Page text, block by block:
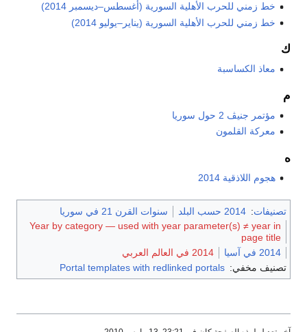
خط زمني للحرب الأهلية السورية (أغسطس–ديسمبر 2014)
خط زمني للحرب الأهلية السورية (يناير–يوليو 2014)
ك
معاذ الكساسبة
م
مؤتمر جنيڤ 2 حول سوريا
معركة القلمون
ه
هجوم اللاذقية 2014
تصنيفات: 2014 حسب البلد
سنوات القرن 21 في سوريا
Year by category — used with year parameter(s) ≠ year in
page title
2014 في آسيا
2014 في العالم العربي
تصنيف مخفي: Portal templates with redlinked portals